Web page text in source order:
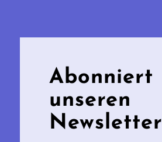
Abonniert
unseren
Newsletter